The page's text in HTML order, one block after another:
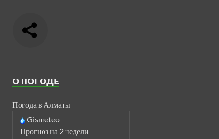
О ПОГОДЕ
Погода в Алматы
Gismeteo
Прогноз на 2 недели